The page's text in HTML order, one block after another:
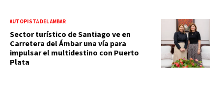
AUTOPISTA DEL ÁMBAR
Sector turístico de Santiago ve en
Carretera del Ámbar una vía para
impulsar el multidestino con Puerto
Plata